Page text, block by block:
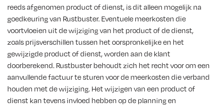
reeds afgenomen product of dienst, is dit alleen mogelijk na
goedkeuring van Rustbuster. Eventuele meerkosten die
voortvloeien uit de wijziging van het product of de dienst,
zoals prijsverschillen tussen het oorspronkelijke en het
gewijzigde product of dienst, worden aan de klant
doorberekend. Rustbuster behoudt zich het recht voor om een
aanvullende factuur te sturen voor de meerkosten die verband
houden met de wijziging. Het wijzigen van een product of
dienst kan tevens invloed hebben op de planning en